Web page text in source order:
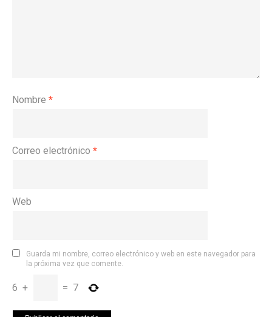
Nombre *
Correo electrónico *
Web
Guarda mi nombre, correo electrónico y web en este navegador para
la próxima vez que comente.
6 + = 7